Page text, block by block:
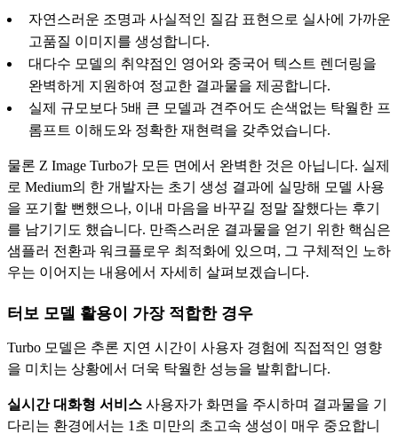
자연스러운 조명과 사실적인 질감 표현으로 실사에 가까운
고품질 이미지를 생성합니다.
대다수 모델의 취약점인 영어와 중국어 텍스트 렌더링을
완벽하게 지원하여 정교한 결과물을 제공합니다.
실제 규모보다 5배 큰 모델과 견주어도 손색없는 탁월한 프
롬프트 이해도와 정확한 재현력을 갖추었습니다.
물론 Z Image Turbo가 모든 면에서 완벽한 것은 아닙니다. 실제
로 Medium의 한 개발자는 초기 생성 결과에 실망해 모델 사용
을 포기할 뻔했으나, 이내 마음을 바꾸길 정말 잘했다는 후기
를 남기기도 했습니다. 만족스러운 결과물을 얻기 위한 핵심은
샘플러 전환과 워크플로우 최적화에 있으며, 그 구체적인 노하
우는 이어지는 내용에서 자세히 살펴보겠습니다.
터보 모델 활용이 가장 적합한 경우
Turbo 모델은 추론 지연 시간이 사용자 경험에 직접적인 영향
을 미치는 상황에서 더욱 탁월한 성능을 발휘합니다.
실시간 대화형 서비스 사용자가 화면을 주시하며 결과물을 기
다리는 환경에서는 1초 미만의 초고속 생성이 매우 중요합니